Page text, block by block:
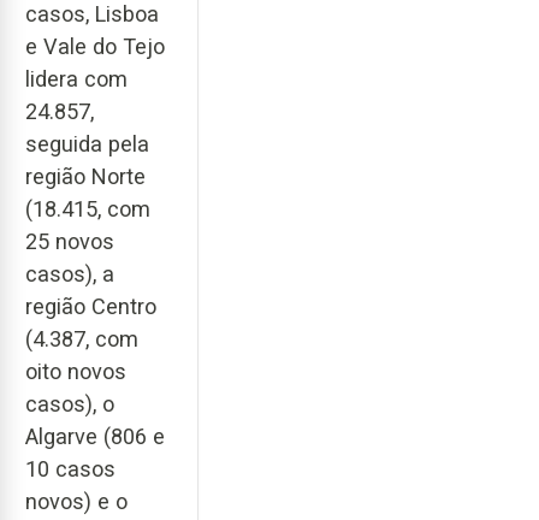
casos, Lisboa
e Vale do Tejo
lidera com
24.857,
seguida pela
região Norte
(18.415, com
25 novos
casos), a
região Centro
(4.387, com
oito novos
casos), o
Algarve (806 e
10 casos
novos) e o